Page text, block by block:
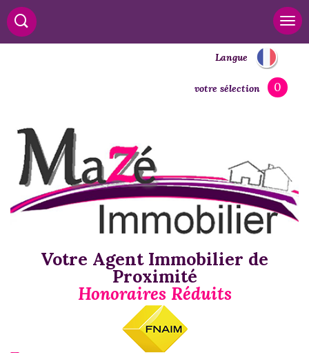
Langue
votre sélection 0
Votre Agent Immobilier de
Proximité
Honoraires Réduits